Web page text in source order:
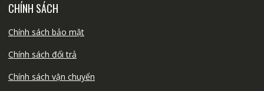
CHÍNH SÁCH
Chính sách bảo mật
Chính sách đổi trả
Chính sách vận chuyển